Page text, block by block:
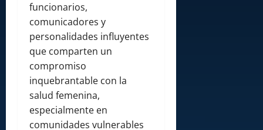
funcionarios,
comunicadores y
personalidades influyentes
que comparten un
compromiso
inquebrantable con la
salud femenina,
especialmente en
comunidades vulnerables